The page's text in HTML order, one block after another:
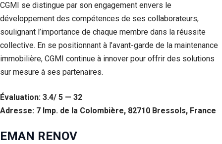
CGMI se distingue par son engagement envers le
développement des compétences de ses collaborateurs,
soulignant l’importance de chaque membre dans la réussite
collective. En se positionnant à l’avant-garde de la maintenance
immobilière, CGMI continue à innover pour offrir des solutions
sur mesure à ses partenaires.
Évaluation: 3.4/ 5 — 32
Adresse: 7 Imp. de la Colombière, 82710 Bressols, France
EMAN RENOV